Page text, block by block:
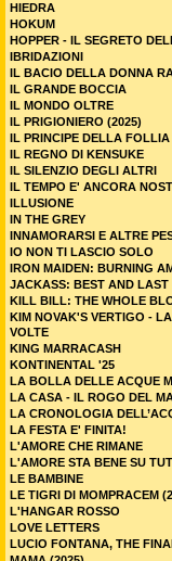
HIEDRA
HOKUM
HOPPER - IL SEGRETO
IBRIDAZIONI
IL BACIO DELLA DONNA
IL GRANDE BOCCIA
IL MONDO OLTRE
IL PRIGIONIERO (2025)
IL PRINCIPE DELLA FOLLIA
IL REGNO DI KENSUKE
IL SILENZIO DEGLI ALTRI
IL TEMPO E' ANCORA
ILLUSIONE
IN THE GREY
INNAMORARSI E ALTRE
IO NON TI LASCIO SOLO
IRON MAIDEN: BURNING
JACKASS: BEST AND LAST
KILL BILL: THE WHOLE
KIM NOVAK'S VERTIGO -
VOLTE
KING MARRACASH
KONTINENTAL '25
LA BOLLA DELLE ACQUE
LA CASA - IL ROGO DEL
LA CRONOLOGIA
LA FESTA E' FINITA!
L'AMORE CHE RIMANE
L'AMORE STA BENE SU
LE BAMBINE
LE TIGRI DI MOMPRACEM
L'HANGAR ROSSO
LOVE LETTERS
LUCIO FONTANA, THE